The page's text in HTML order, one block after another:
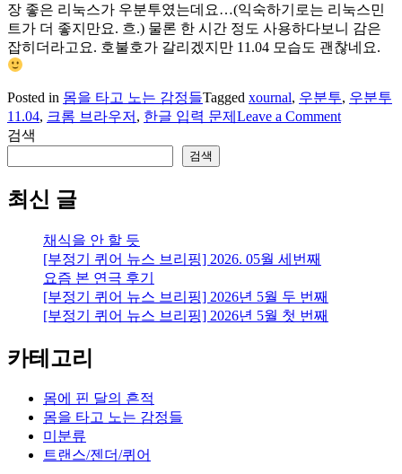
장 좋은 리눅스가 우분투였는데요…(익숙하기로는 리눅스민
트가 더 좋지만요. 흐.) 물론 한 시간 정도 사용하다보니 감은
잡히더라고요. 호불호가 갈리겠지만 11.04 모습도 괜찮네요.
Posted in 몸을 타고 노는 감정들Tagged xournal, 우분투, 우분투
11.04, 크롬 브라우저 , 한글 입력 문제 Leave a Commenton
검색
검색
최신 글
채식을 안 할 듯
[부정기 퀴어 뉴스 브리핑] 2026. 05월 세번째
요즘 본 연극 후기
[부정기 퀴어 뉴스 브리핑] 2026년 5월 두 번째
[부정기 퀴어 뉴스 브리핑] 2026년 5월 첫 번째
카테고리
몸에 핀 달의 흔적
몸을 타고 노는 감정들
미분류
트랜스/젠더/퀴어